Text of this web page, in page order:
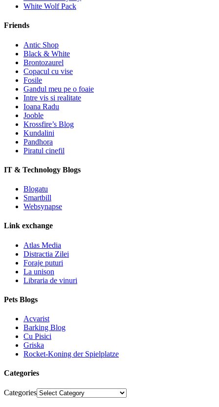
White Wolf Pack
Friends
Antic Shop
Black & White
Brontozaurel
Copacul cu vise
Fosile
Gandul meu pe o foaie
Intre vis si realitate
Ioana Radu
Jooble
Krossfire’s Blog
Kundalini
Pandhora
Piratul cinefil
IT & Technology Blogs
Blogatu
Smartbill
Websynapse
Link exchange
Atlas Media
Distractia Zilei
Foraje puturi
La unison
Libraria de vinuri
Pets Blogs
Acvarist
Barking Blog
Cu Pisici
Griska
Rocket-Koning der Spielplatze
Categories
Categories